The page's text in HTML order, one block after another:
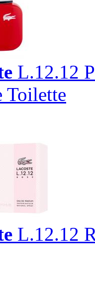
L.12.12
Toilette
L.12.12